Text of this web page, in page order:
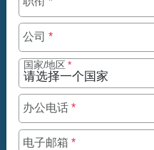
公司 *
国家/地区 *
办公电话 *
电子邮箱 *